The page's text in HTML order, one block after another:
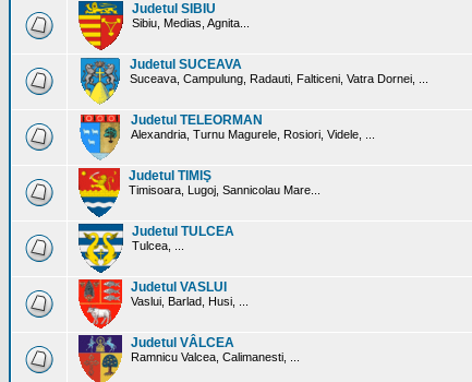
Judetul SIBIU
Sibiu, Medias, Agnita...
Judetul SUCEAVA
Suceava, Campulung, Radauti, Falticeni, Vatra Dornei, ...
Judetul TELEORMAN
Alexandria, Turnu Magurele, Rosiori, Videle, ...
Judetul TIMIŞ
Timisoara, Lugoj, Sannicolau Mare...
Judetul TULCEA
Tulcea, ...
Judetul VASLUI
Vaslui, Barlad, Husi, ...
Judetul VÂLCEA
Ramnicu Valcea, Calimanesti, ...